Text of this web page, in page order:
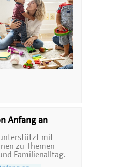
Anfang an
unterstützt mit
zu Themen
Familienalltag.